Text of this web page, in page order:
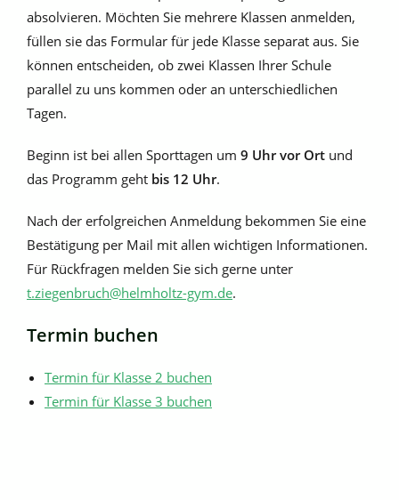
absolvieren. Möchten Sie mehrere Klassen anmelden,
füllen sie das Formular für jede Klasse separat aus. Sie
können entscheiden, ob zwei Klassen Ihrer Schule
parallel zu uns kommen oder an unterschiedlichen
Tagen.
Beginn ist bei allen Sporttagen um 9 Uhr vor Ort und
das Programm geht bis 12 Uhr.
Nach der erfolgreichen Anmeldung bekommen Sie eine
Bestätigung per Mail mit allen wichtigen Informationen.
Für Rückfragen melden Sie sich gerne unter
t.ziegenbruch@helmholtz-gym.de.
Termin buchen
Termin für Klasse 2 buchen
Termin für Klasse 3 buchen